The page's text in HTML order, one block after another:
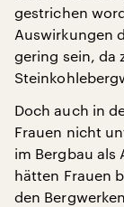
gestrichen
Auswirkungen
gering sein, da
Doch auch in
Frauen nicht
im Bergbau als
hätten Frauen
den